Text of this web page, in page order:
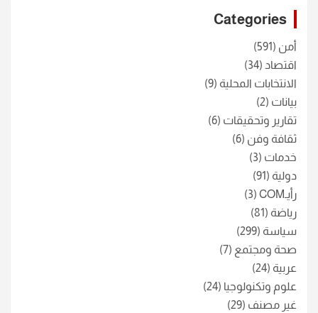
Categories
أمن (591)
اقتصاد (34)
الانتخابات المحلية (9)
بيانات (2)
تقارير وتحقيقات (6)
ثقافة وفن (6)
خدمات (3)
دولية (91)
رأيـCOM
(3)
رياضة (81)
سياسة (299)
صحة ومجتمع (7)
عربية (24)
علوم وتكنولوجيا (24)
غير مصنف (29)